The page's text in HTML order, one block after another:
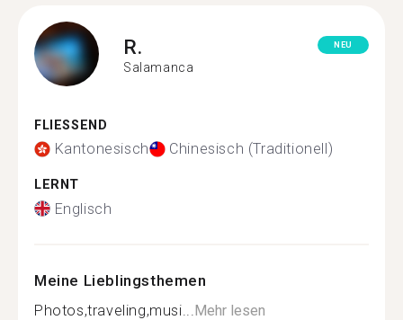
R.
Salamanca
NEU
FLIESSEND
Kantonesisch Chinesisch (Traditionell)
LERNT
Englisch
Meine Lieblingsthemen
Photos,traveling,musi... Mehr lesen